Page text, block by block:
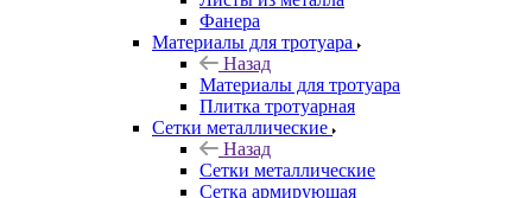
Фанера
Материалы для тротуара
Назад
Материалы для тротуара
Плитка тротуарная
Сетки металлические
Назад
Сетки металлические
Сетка армирующая